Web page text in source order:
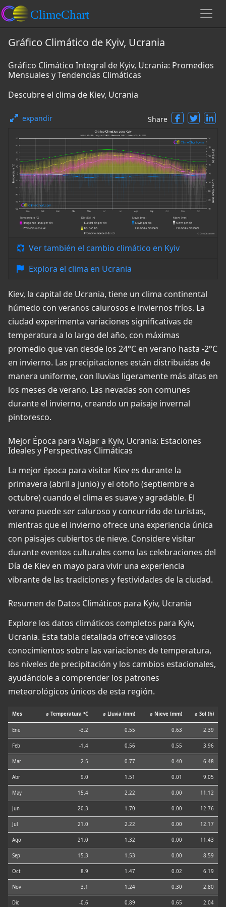
Gráfico Climático de Kyiv, Ucrania
Gráfico Climático Integral de Kyiv, Ucrania: Promedios
Mensuales y Tendencias Climáticas
Descubre el clima de Kiev, Ucrania
expandir Share
Ver también el cambio climático en Kyiv
Explora el clima en Ucrania
Kiev, la capital de Ucrania, tiene un clima continental
húmedo con veranos calurosos e inviernos fríos. La
ciudad experimenta variaciones significativas de
temperatura a lo largo del año, con máximas
promedio que van desde los 24°C en verano hasta -2°C
en invierno. Las precipitaciones están distribuidas de
manera uniforme, con lluvias ligeramente más altas en
los meses de verano. Las nevadas son comunes
durante el invierno, creando un paisaje invernal
pintoresco.
Mejor Época para Viajar a Kyiv, Ucrania: Estaciones
Ideales y Perspectivas Climáticas
La mejor época para visitar Kiev es durante la
primavera (abril a junio) y el otoño (septiembre a
octubre) cuando el clima es suave y agradable. El
verano puede ser caluroso y concurrido de turistas,
mientras que el invierno ofrece una experiencia única
con paisajes cubiertos de nieve. Considere visitar
durante eventos culturales como las celebraciones del
Día de Kiev en mayo para vivir una experiencia
vibrante de las tradiciones y festividades de la ciudad.
Resumen de Datos Climáticos para Kyiv, Ucrania
Explore los datos climáticos completos para Kyiv,
Ucrania. Esta tabla detallada ofrece valiosos
conocimientos sobre las variaciones de temperatura,
los niveles de precipitación y los cambios estacionales,
ayudándole a comprender los patrones
meteorológicos únicos de esta región.
Mes ⌀ Temperatura °C ⌀ Lluvia (mm) ⌀ Nieve (mm) ⌀ Sol (h)
Ene -3.2 0.55 0.63 2.39
Feb -1.4 0.56 0.55 3.96
Mar 2.5 0.77 0.40 6.48
Abr 9.0 1.51 0.01 9.05
May 15.4 2.22 0.00 11.12
Jun 20.3 1.70 0.00 12.76
Jul 21.0 2.22 0.00 12.17
Ago 21.0 1.32 0.00 11.43
Sep 15.3 1.53 0.00 8.59
Oct 8.9 1.47 0.02 6.19
Nov 3.1 1.24 0.30 2.80
Dic -0.6 0.89 0.65 2.04